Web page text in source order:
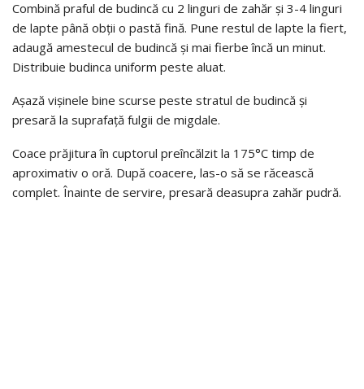
Combină praful de budincă cu 2 linguri de zahăr și 3-4 linguri
de lapte până obții o pastă fină. Pune restul de lapte la fiert,
adaugă amestecul de budincă și mai fierbe încă un minut.
Distribuie budinca uniform peste aluat.
Așază vișinele bine scurse peste stratul de budincă și
presară la suprafață fulgii de migdale.
Coace prăjitura în cuptorul preîncălzit la 175°C timp de
aproximativ o oră. După coacere, las-o să se răcească
complet. Înainte de servire, presară deasupra zahăr pudră.